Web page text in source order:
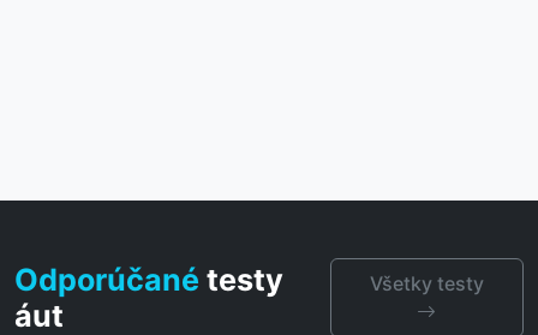
Odporúčané testy
áut
Všetky testy